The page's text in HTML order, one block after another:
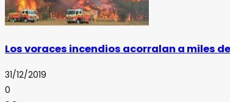
Los voraces incendios acorralan a miles
31/12/2019
0